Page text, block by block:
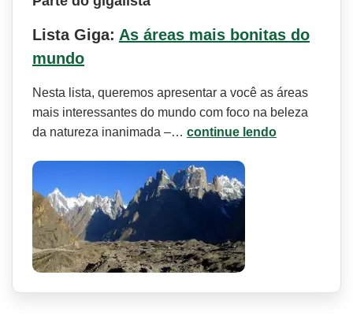
Lista Giga: As áreas mais bonitas do
mundo
Nesta lista, queremos apresentar a você as áreas
mais interessantes do mundo com foco na beleza
da natureza inanimada –… continue lendo